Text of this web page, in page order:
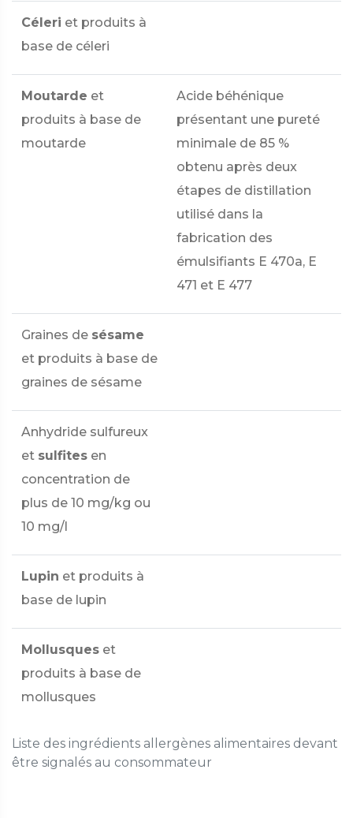
Liste des ingrédients allergènes alimentaires devant
être signalés au consommateur
Céleri et produits à
base de céleri
Moutarde et
produits à base de
moutarde
Acide béhénique
présentant une pureté
minimale de 85 %
obtenu après deux
étapes de distillation
utilisé dans la
fabrication des
émulsifiants E 470a, E
471 et E 477
Graines de sésame
et produits à base de
graines de sésame
Anhydride sulfureux
et sulfites en
concentration de
plus de 10 mg/kg ou
10 mg/l
Lupin et produits à
base de lupin
Mollusques et
produits à base de
mollusques